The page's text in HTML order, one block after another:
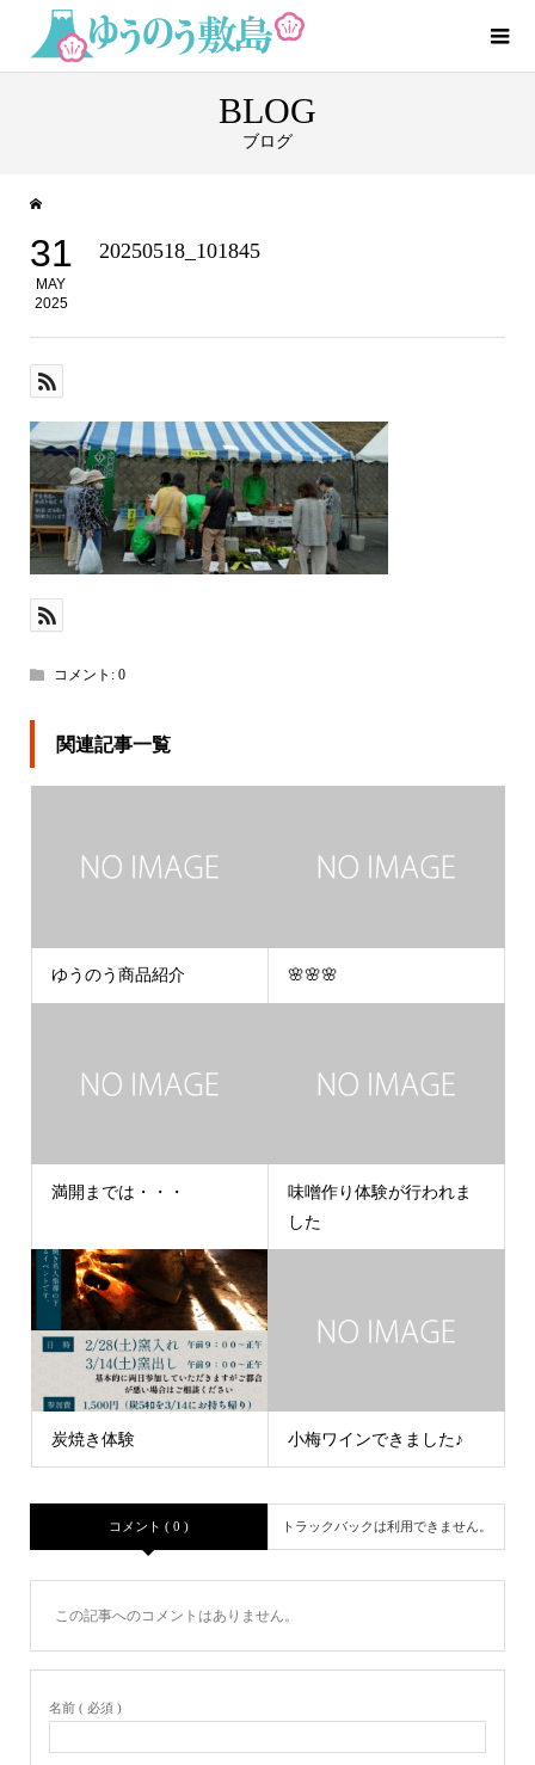
BLOG
ブログ
31
MAY
2025
20250518_101845
コメント: 0
関連記事一覧
ゆうのう商品紹介 🌸🌸🌸
満開までは・・・
味噌作り体験が行われま
した
炭焼き体験 小梅ワインできました♪
コメント ( 0 ) トラックバックは利用できません。
この記事へのコメントはありません。
名前 ( 必須 )